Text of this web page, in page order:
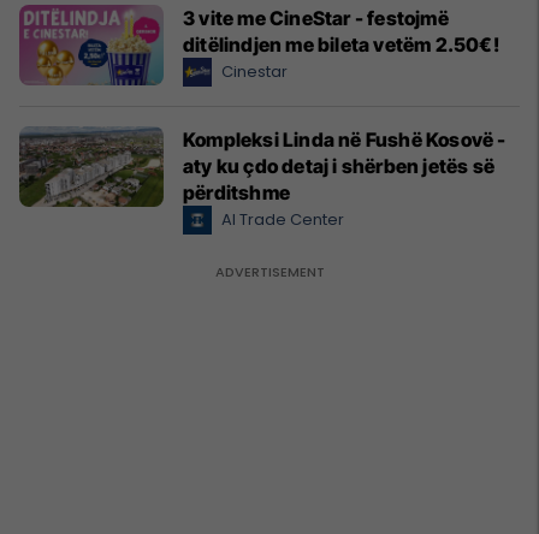
3 vite me CineStar - festojmë
ditëlindjen me bileta vetëm 2.50€!
Cinestar
Kompleksi Linda në Fushë Kosovë -
aty ku çdo detaj i shërben jetës së
përditshme
Al Trade Center